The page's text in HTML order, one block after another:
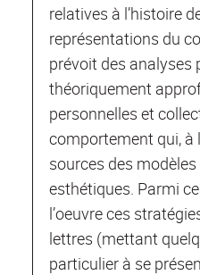
relatives à l’histoire
représentations du
prévoit des analyses
théoriquement
personnelles et
comportement qui, à
sources des
esthétiques. Parmi
l’oeuvre ces
lettres (mettant
particulier à se